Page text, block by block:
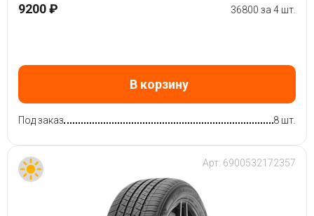
9200 ₽ 36800 за 4 шт.
В корзину
Под заказ 8 шт.
Арт: 6900532172357